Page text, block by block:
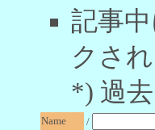
記事
クさ
*) 過
Name
/